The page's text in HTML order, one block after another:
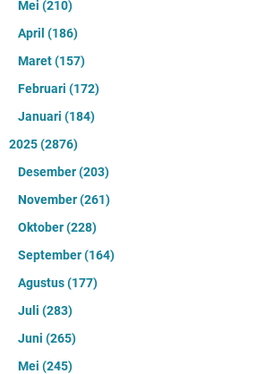
Mei (210)
April (186)
Maret(157)
Februari (172)
Januari (184)
2025(2876)
Desember(203)
November(261)
Oktober(228)
September(164)
Agustus(177)
Juli (283)
Juni (265)
Mei (245)